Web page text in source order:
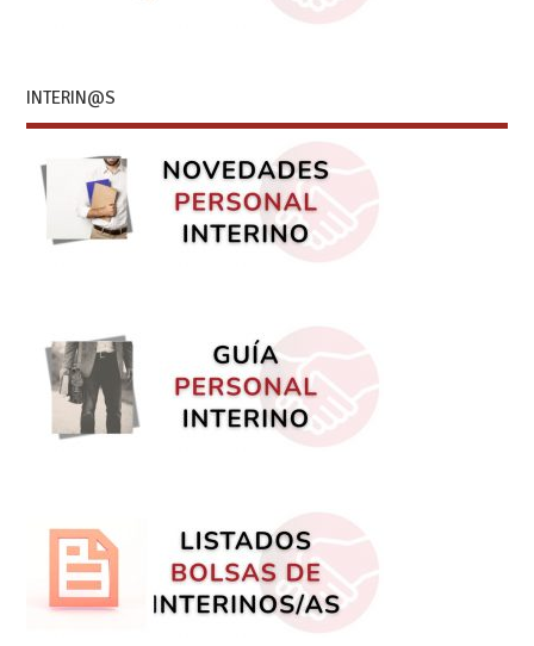
INTERIN@S